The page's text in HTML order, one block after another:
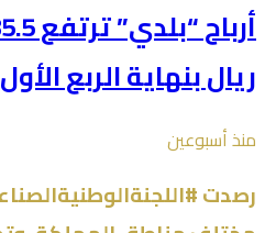
ريال بنهاية الربع الأول
منذ أسبوعين